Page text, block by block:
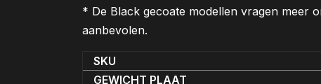
* De Black gecoate modellen vragen meer
aanbevolen.
SKU
GEWICHT PLAAT